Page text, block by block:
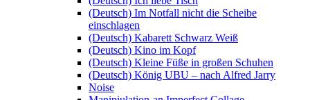
(Deutsch) Im Notfall nicht die Scheibe
einschlagen
(Deutsch) Kabarett Schwarz Weiß
(Deutsch) Kino im Kopf
(Deutsch) Kleine Füße in großen Schuhen
(Deutsch) König UBU – nach Alfred Jarry
Noise